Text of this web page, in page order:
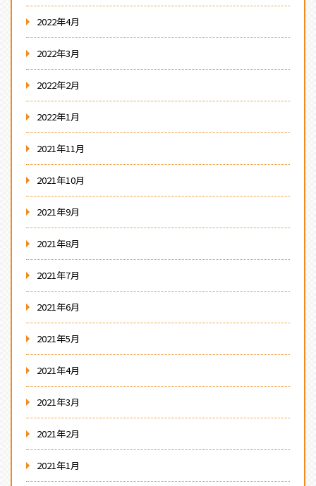
2022年4月
2022年3月
2022年2月
2022年1月
2021年11月
2021年10月
2021年9月
2021年8月
2021年7月
2021年6月
2021年5月
2021年4月
2021年3月
2021年2月
2021年1月